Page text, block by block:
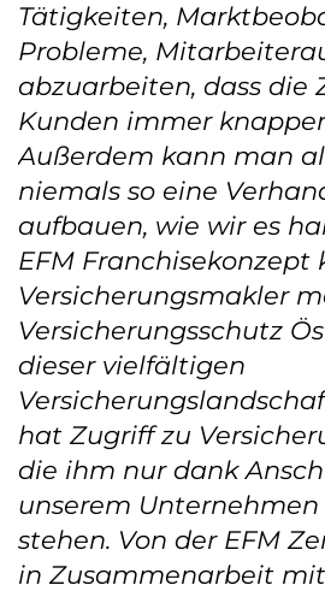
Tätigkeiten,
Probleme,
abzuarbeiten, dass die
Kunden immer
Außerdem kann man
niemals so eine
aufbauen, wie wir es
EFM Franchisekonzept
Versicherungsmakler
Versicherungsschutz
dieser vielfältigen
hat Zugriff zu
die ihm nur dank
unserem
stehen. Von der EFM
in Zusammenarbeit mit